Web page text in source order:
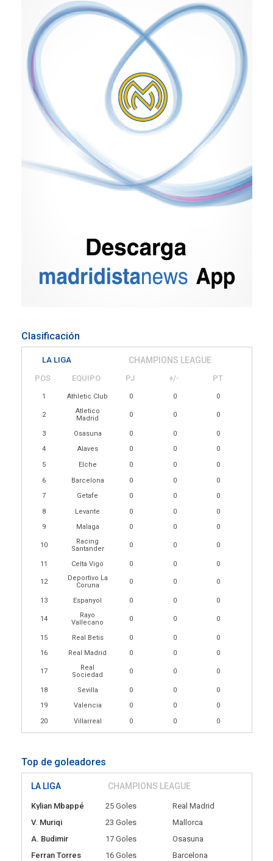
Clasificación
LA LIGA CHAMPIONS LEAGUE
POS EQUIPO PJ +/- PT
1 Athletic Club 0 0 0
2
Atletico
Madrid
0 0 0
3 Osasuna 0 0
0
4
Alaves 0 0
0
5
Elche 0 0
0
6
Barcelona 0 0
0
7
Getafe 0 0
0
8
Levante 0 0
0
9
Malaga 0 0 0
10
Racing
Santander
0 0 0
11 Celta Vigo 0 0 0
12
Deportivo La
Coruna
0 0 0
13 Espanyol 0 0 0
14
Rayo
Vallecano
0 0 0
15 Real Betis 0 0
0
16
Real Madrid 0 0 0
17
Real
Sociedad
0 0 0
18 Sevilla 0 0
0
19
Valencia 0 0
0
20
Villarreal 0 0 0
Top de goleadores
LA LIGA CHAMPIONS LEAGUE
Kylian Mbappé 25 Goles
Real Madrid
V. Muriqi
23 Goles
Mallorca
A. Budimir
17 Goles
Osasuna
Ferran Torres
16 Goles
Barcelona